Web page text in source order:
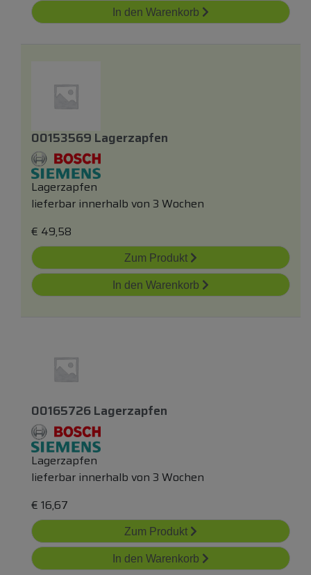
In den Warenkorb
00153569 Lagerzapfen
Lagerzapfen
lieferbar innerhalb von 3 Wochen
€ 49,58
Zum Produkt
In den Warenkorb
00165726 Lagerzapfen
Lagerzapfen
lieferbar innerhalb von 3 Wochen
€ 16,67
Zum Produkt
In den Warenkorb